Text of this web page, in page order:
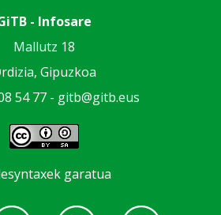
- Infosare
Mallutz 18
Gipuzkoa
54 77 - gitb@gitb.eus
garatua